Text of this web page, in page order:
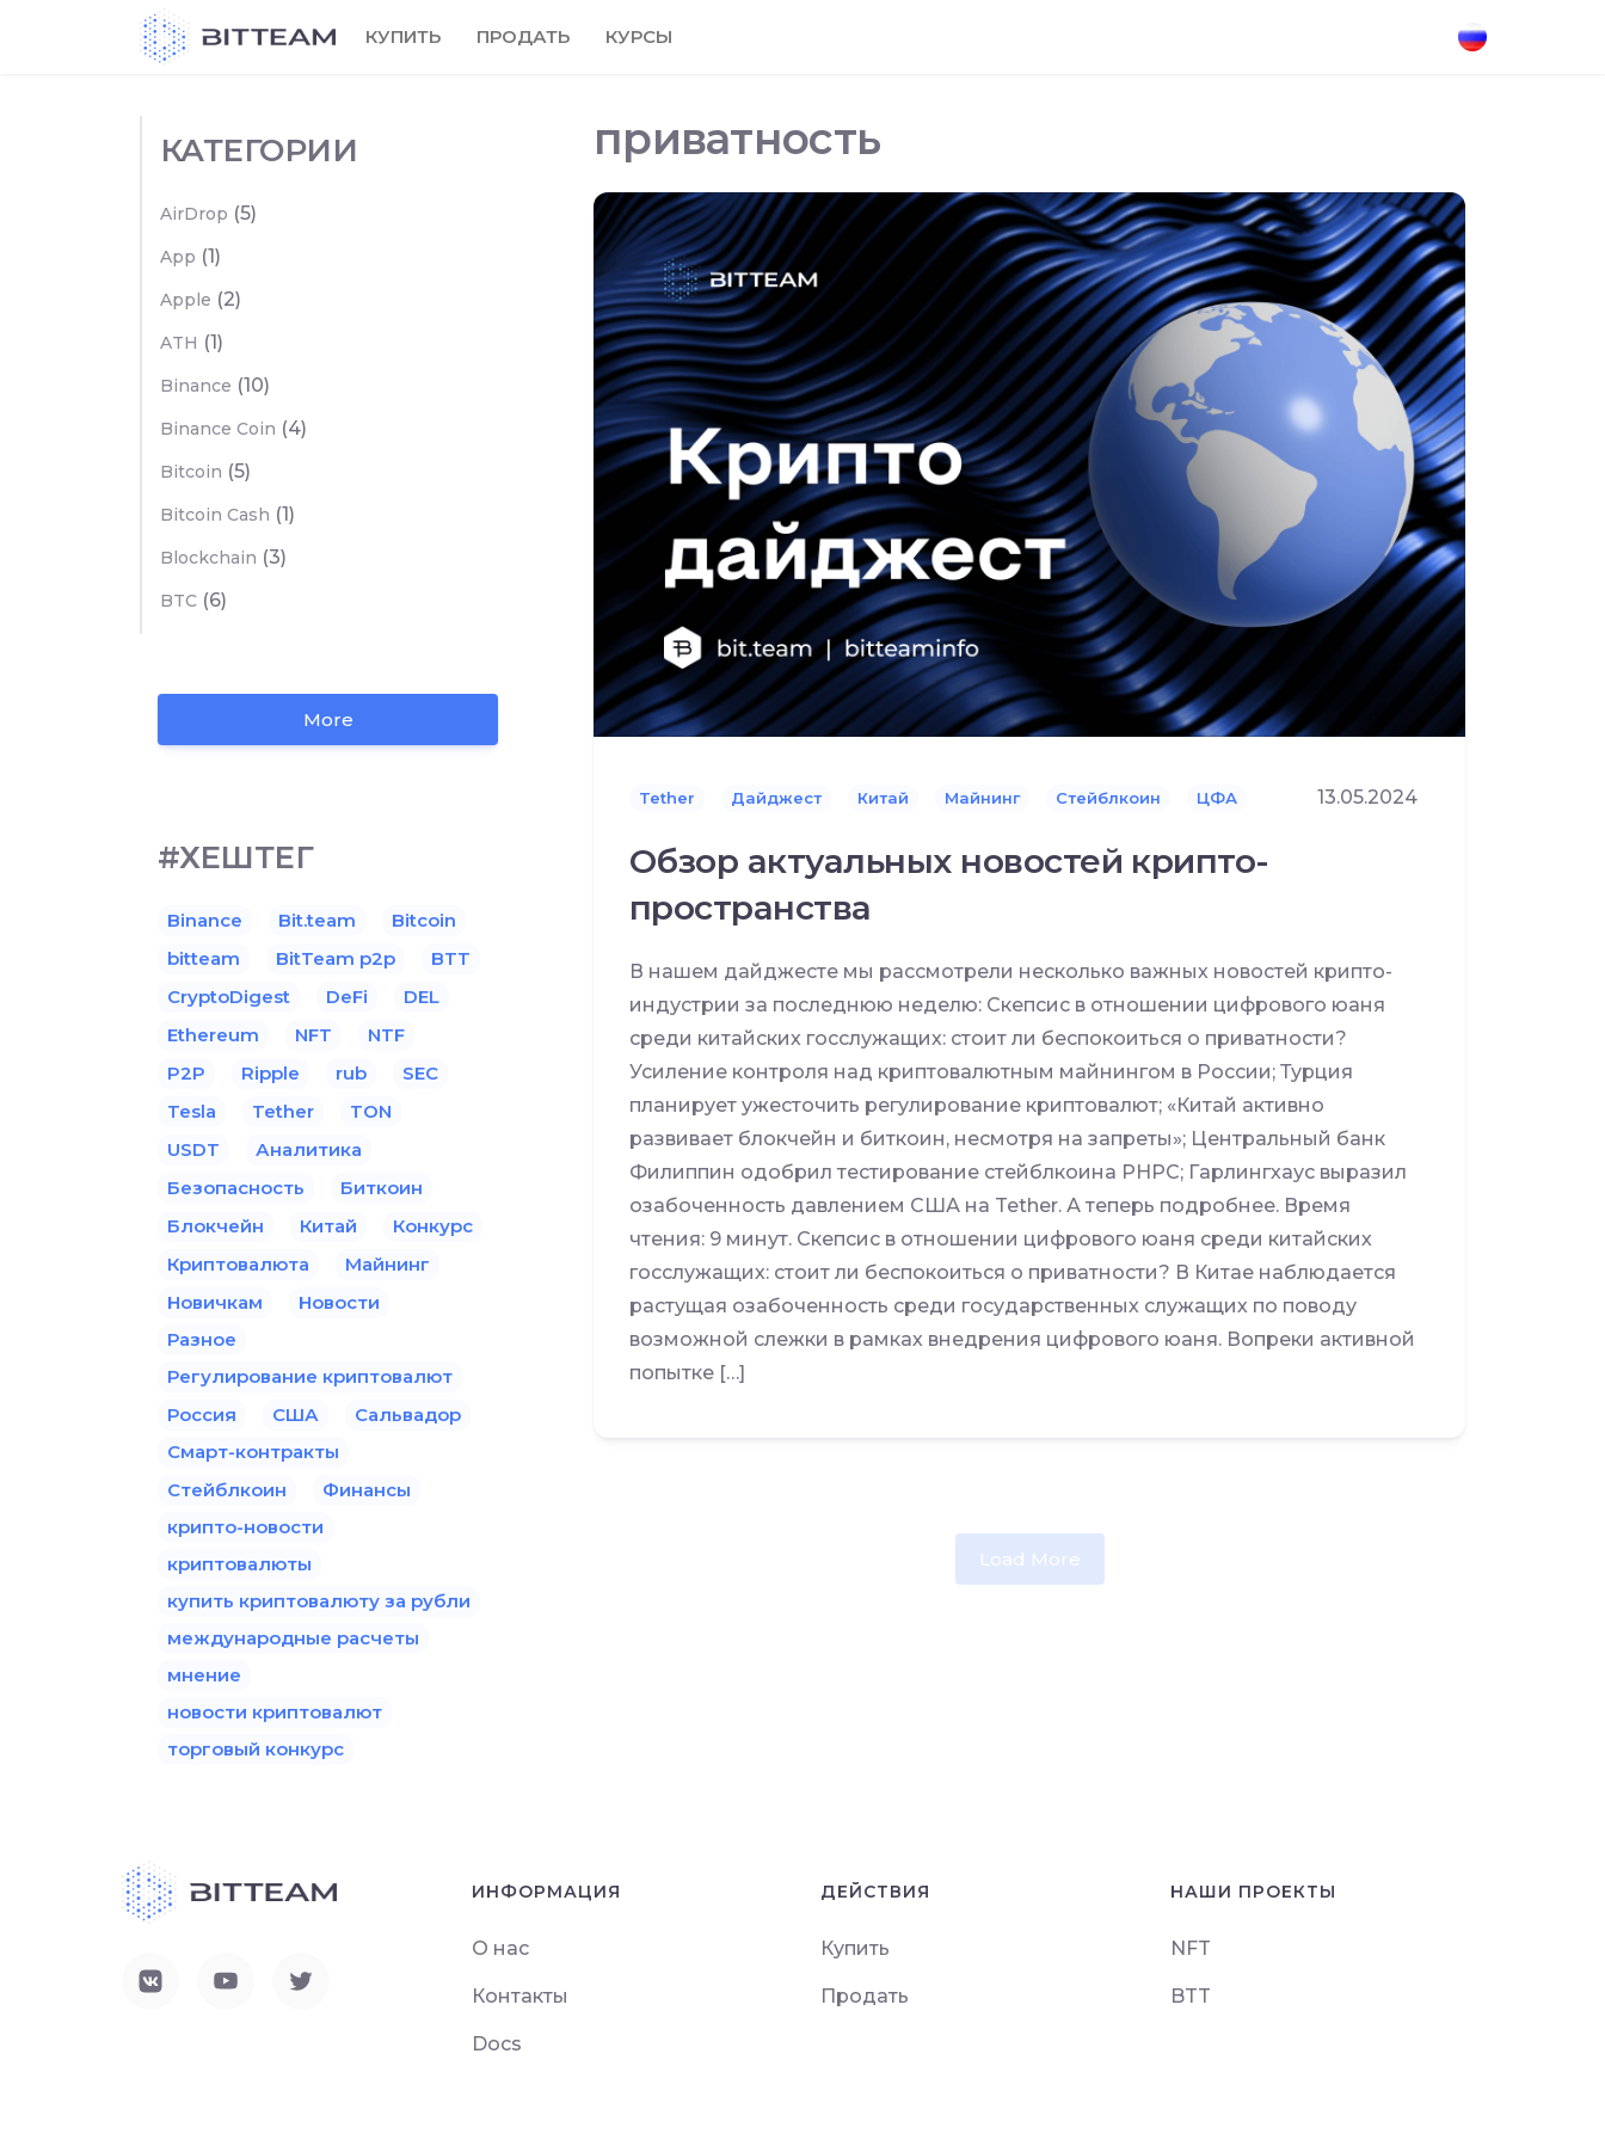
КУПИТЬ ПРОДАТЬ КУРСЫ
приватность
Tether Дайджест Китай Майнинг Стейблкоин ЦФА 13.05.2024
Обзор актуальных новостей крипто-
пространства
В нашем дайджесте мы рассмотрели несколько важных новостей крипто-
индустрии за последнюю неделю: Скепсис в отношении цифрового юаня
среди китайских госслужащих: стоит ли беспокоиться о приватности?
Усиление контроля над криптовалютным майнингом в России; Турция
планирует ужесточить регулирование криптовалют; «Китай активно
развивает блокчейн и биткоин, несмотря на запреты»; Центральный банк
Филиппин одобрил тестирование стейблкоина PHPC; Гарлингхаус выразил
озабоченность давлением США на Tether. А теперь подробнее. Время
чтения: 9 минут. Скепсис в отношении цифрового юаня среди китайских
госслужащих: стоит ли беспокоиться о приватности? В Китае наблюдается
растущая озабоченность среди государственных служащих по поводу
возможной слежки в рамках внедрения цифрового юаня. Вопреки активной
попытке […]
Load More
КАТЕГОРИИ
AirDrop (5)
App (1)
Apple (2)
ATH (1)
Binance (10)
Binance Coin (4)
Bitcoin (5)
Bitcoin Cash (1)
Blockchain (3)
BTC (6)
More
#ХЕШТЕГ
Binance Bit.team
Bitcoin
bitteam
BitTeam p2p
BTT
CryptoDigest
DeFi
DEL
Ethereum
NFT
NTF
P2P
Ripple rub
SEC
Tesla
Tether
TON
USDT
Аналитика
Безопасность
Биткоин
Блокчейн
Китай
Конкурс
Криптовалюта
Майнинг
Новичкам
Новости
Разное
Регулирование криптовалют
Россия
США
Сальвадор
Смарт-контракты
Стейблкоин
Финансы
крипто-новости
криптовалюты
купить криптовалюту за рубли
международные расчеты
мнение
новости криптовалют
торговый конкурс
ИНФОРМАЦИЯ
О нас
Контакты
Docs
ДЕЙСТВИЯ
Купить
Продать
НАШИ ПРОЕКТЫ
NFT
BTT